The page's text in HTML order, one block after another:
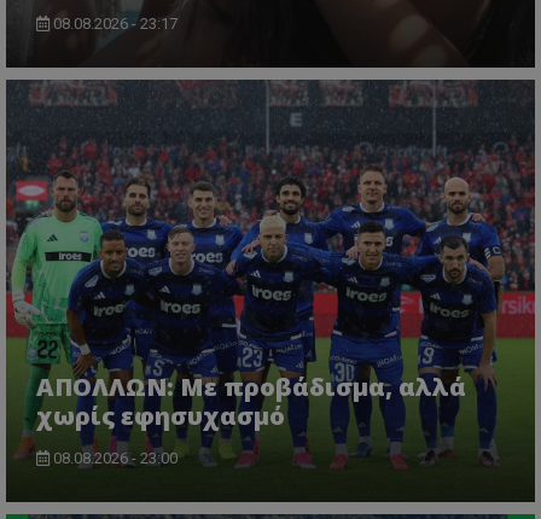
08.08.2026 - 23:17
ΑΠΟΛΛΩΝ: Με προβάδισμα, αλλά
χωρίς εφησυχασμό
08.08.2026 - 23:00